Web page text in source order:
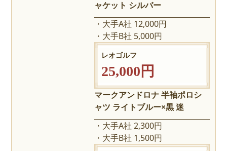
ャケット シルバー
大手A社 12,000円
大手B社 5,000円
レオゴルフ
25,000円
マークアンドロナ 半袖ポロシ
ャツ ライトブルー×黒 迷
大手A社 2,300円
大手B社 1,500円